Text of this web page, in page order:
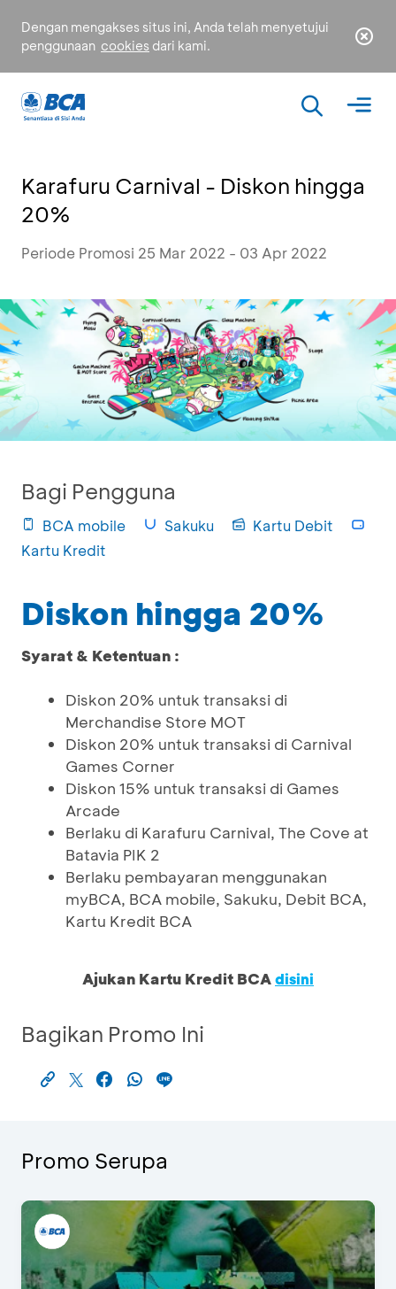
Dengan mengakses situs ini, Anda telah menyetujui
penggunaan cookies dari kami.
Karafuru Carnival - Diskon hingga
20%
Periode Promosi 25 Mar 2022 - 03 Apr 2022
Bagi Pengguna
BCA mobile Sakuku
Kartu Debit
Kartu Kredit
Diskon hingga 20%
Syarat & Ketentuan :
Diskon 20% untuk transaksi di
Merchandise Store MOT
Diskon 20% untuk transaksi di Carnival
Games Corner
Diskon 15% untuk transaksi di Games
Arcade
Berlaku di Karafuru Carnival, The Cove at
Batavia PIK 2
Berlaku pembayaran menggunakan
myBCA, BCA mobile, Sakuku, Debit BCA,
Kartu Kredit BCA
Ajukan Kartu Kredit BCAdisini
Bagikan Promo Ini
Promo Serupa